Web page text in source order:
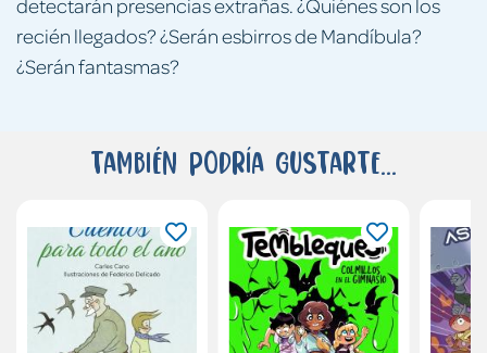
recién llegados? ¿Serán esbirros de Mandíbula?
¿Serán fantasmas?
También podría gustarte...